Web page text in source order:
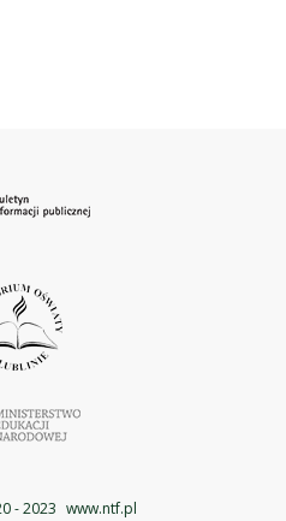
- 2023 www.ntf.pl